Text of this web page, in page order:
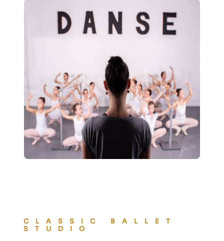
CLASSIC BALLET
STUDIO